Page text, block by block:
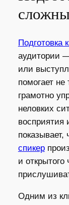
Подготовка
аудитории
или
помогает не
грамотно
неловких
показывает,
спикер
и открытого
Одним из